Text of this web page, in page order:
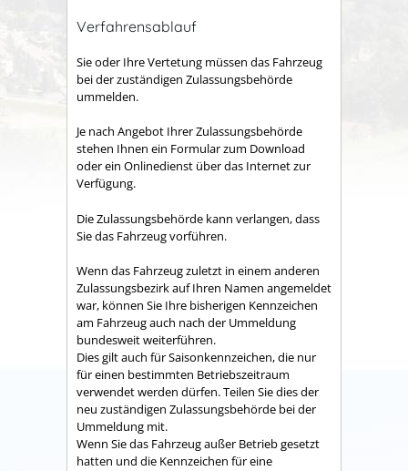
Verfahrensablauf
Sie oder Ihre Vertetung müssen das Fahrzeug
bei der zuständigen Zulassungsbehörde
ummelden.
Je nach Angebot Ihrer Zulassungsbehörde
stehen Ihnen ein Formular zum Download
oder ein Onlinedienst über das Internet zur
Verfügung.
Die Zulassungsbehörde kann verlangen, dass
Sie das Fahrzeug vorführen.
Wenn das Fahrzeug zuletzt in einem anderen
Zulassungsbezirk auf Ihren Namen angemeldet
war, können Sie Ihre bisherigen Kennzeichen
am Fahrzeug auch nach der Ummeldung
bundesweit weiterführen.
Dies giltauch für Saisonkennzeichen, die nur
für einen bestimmten Betriebszeitraum
verwendet werden dürfen. Teilen Sie dies der
neu zuständigen Zulassungsbehörde bei der
Ummeldung mit.
Wenn Sie das Fahrzeug außer Betrieb gesetzt
hatten und die Kennzeichen für eine